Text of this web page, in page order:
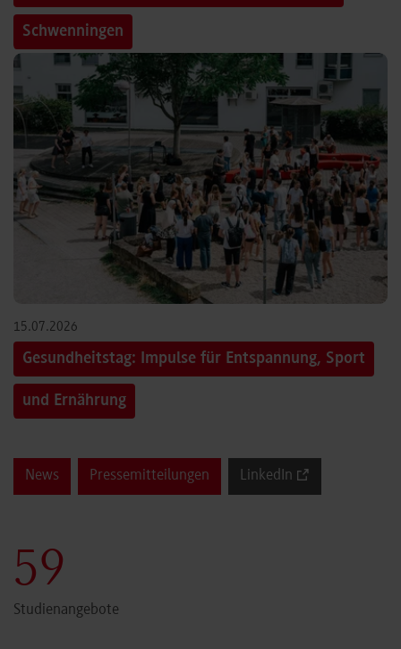
Schwenningen
15.07.2026
Gesundheitstag: Impulse für Entspannung, Sport
und Ernährung
News Pressemitteilungen LinkedIn
60
Studienangebote